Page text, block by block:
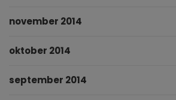
november 2014
oktober 2014
september 2014